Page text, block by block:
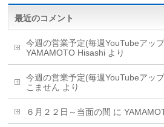
最近のコメント
今週の営業予定(毎週YouTubeアッ
YAMAMOTO Hisashi より
今週の営業予定(毎週YouTubeアッ
こません より
６月２２日～当面の間 に